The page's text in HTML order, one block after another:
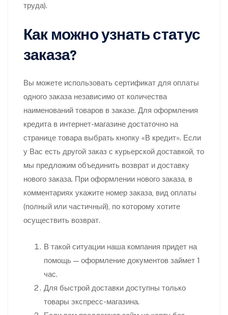
труда).
Как можно узнать статус
заказа?
Вы можете использовать сертификат для оплаты
одного заказа независимо от количества
наименований товаров в заказе. Для оформления
кредита в интернет-магазине достаточно на
странице товара выбрать кнопку «В кредит». Если
у Вас есть другой заказ с курьерской доставкой, то
мы предложим объединить возврат и доставку
нового заказа. При оформлении нового заказа, в
комментариях укажите номер заказа, вид оплаты
(полный или частичный), по которому хотите
осуществить возврат.
В такой ситуации наша компания придет на
помощь — оформление документов займет 1
час.
Для быстрой доставки доступны только
товары экспресс-магазина.